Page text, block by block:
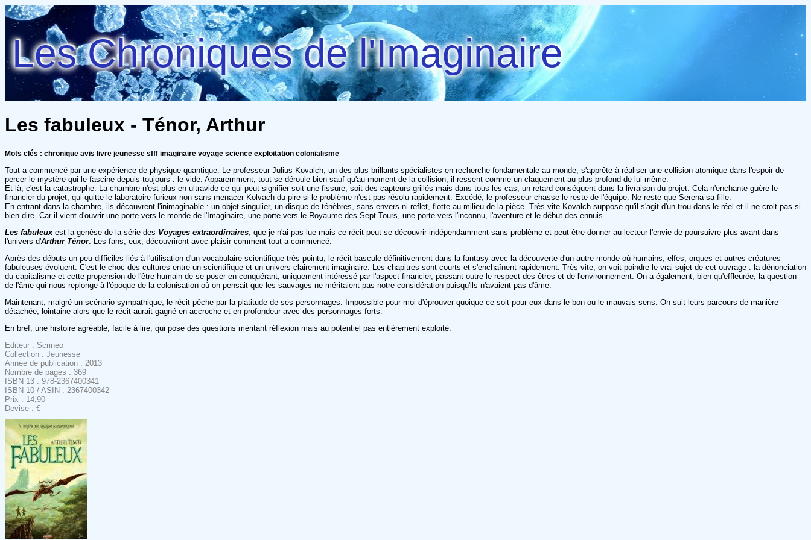
Les Chroniques de l'Imaginaire
Les fabuleux - Ténor, Arthur
Mots clés : chronique avis livre jeunesse sfff imaginaire voyage science exploitation colonialisme
Tout a commencé par une expérience de physique quantique. Le professeur Julius Kovalch, un des plus brillants spécialistes en recherche fondamentale au monde, s'apprête à réaliser une collision atomique dans l'espoir de
percer le mystère qui le fascine depuis toujours : le vide. Apparemment, tout se déroule bien sauf qu'au moment de la collision, il ressent comme un claquement au plus profond de lui-même.
Et là, c'est la catastrophe. La chambre n'est plus en ultravide ce qui peut signifier soit une fissure, soit des capteurs grillés mais dans tous les cas, un retard conséquent dans la livraison du projet. Cela n'enchante guère le
financier du projet, qui quitte le laboratoire furieux non sans menacer Kolvach du pire si le problème n'est pas résolu rapidement. Excédé, le professeur chasse le reste de l'équipe. Ne reste que Serena sa fille.
En entrant dans la chambre, ils découvrent l'inimaginable : un objet singulier, un disque de ténèbres, sans envers ni reflet, flotte au milieu de la pièce. Très vite Kovalch suppose qu'il s'agit d'un trou dans le réel et il ne croit pas si
bien dire. Car il vient d'ouvrir une porte vers le monde de l'Imaginaire, une porte vers le Royaume des Sept Tours, une porte vers l'inconnu, l'aventure et le début des ennuis.
Les fabuleuxest la genèse de la série des Voyages extraordinaires , que je n'ai pas lue mais ce récit peut se découvrir indépendamment sans problème et peut-être donner au lecteur l'envie de poursuivre plus avant dans
l'univers d'Arthur Ténor. Les fans, eux, découvriront avec plaisir comment tout a commencé.
Après des débuts un peu difficiles liés à l'utilisation d'un vocabulaire scientifique très pointu, le récit bascule définitivement dans la fantasy avec la découverte d'un autre monde où humains, elfes, orques et autres créatures
fabuleuses évoluent. C'est le choc des cultures entre un scientifique et un univers clairement imaginaire. Les chapitres sont courts et s'enchaînent rapidement. Très vite, on voit poindre le vrai sujet de cet ouvrage : la dénonciation
du capitalisme et cette propension de l'être humain de se poser en conquérant, uniquement intéressé par l'aspect financier, passant outre le respect des êtres et de l'environnement. On a également, bien qu'effleurée, la question
de l'âme qui nous replonge à l'époque de la colonisation où on pensait que les sauvages ne méritaient pas notre considération puisqu'ils n'avaient pas d'âme.
Maintenant, malgré un scénario sympathique, le récit pêche par la platitude de ses personnages. Impossible pour moi d'éprouver quoique ce soit pour eux dans le bon ou le mauvais sens. On suit leurs parcours de manière
détachée, lointaine alors que le récit aurait gagné en accroche et en profondeur avec des personnages forts.
En bref, une histoire agréable, facile à lire, qui pose des questions méritant réflexion mais au potentiel pas entièrement exploité.
Editeur : Scrineo
Collection : Jeunesse
Année de publication : 2013
Nombre de pages : 369
ISBN 13 : 978-2367400341
ISBN 10 / ASIN : 2367400342
Prix : 14,90
Devise : €